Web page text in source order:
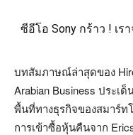
ซีอีโอ Sony กร้าว ! เ
บทสัมภาษณ์ล่าสุดของ
Arabian Business ประ
พื้นที่ทางธุรกิจของสมาร์ท
การเข้าซื้อหุ้นคืนจาก